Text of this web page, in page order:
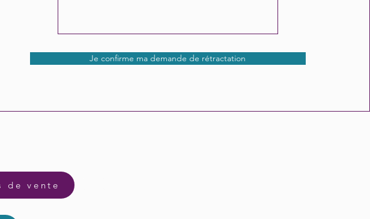
Je confirme ma demande de rétractation
de vente